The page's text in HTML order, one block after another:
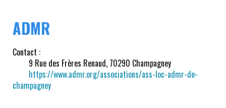
ADMR
Contact :
9 Rue des Frères Renaud, 70290 Champagney
https://www.admr.org/associations/ass-loc-admr-de-
champagney